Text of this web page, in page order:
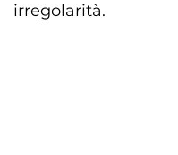
irregolarità.